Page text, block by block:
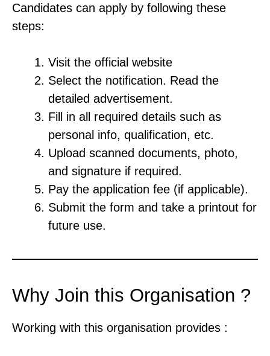
Candidates can apply by following these
steps:
Visit the official website
Select the notification. Read the
detailed advertisement.
Fill in all required details such as
personal info, qualification, etc.
Upload scanned documents, photo,
and signature if required.
Pay the application fee (if applicable).
Submit the form and take a printout for
future use.
Why Join this Organisation ?
Working with this organisation provides :